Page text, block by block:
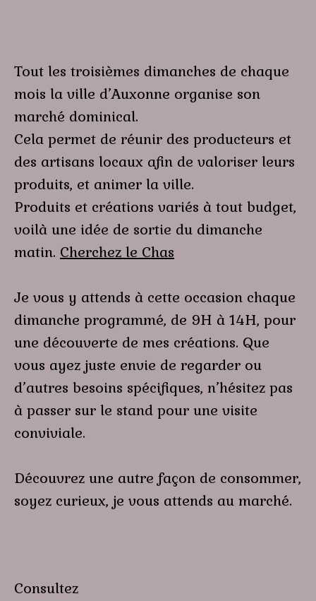
Tout les troisièmes dimanches de chaque
mois la ville d’Auxonne organise son
marché dominical.
Cela permet de réunir des producteurs et
des artisans locaux afin de valoriser leurs
produits, et animer la ville.
Produits et créations variés à tout budget,
voilà une idée de sortie du dimanche
matin. Cherchez le Chas
Je vous y attends à cette occasion chaque
dimanche programmé, de 9H à 14H, pour
une découverte de mes créations. Que
vous ayez juste envie de regarder ou
d’autres besoins spécifiques, n’hésitez pas
à passer sur le stand pour une visite
conviviale.
Découvrez une autre façon de consommer,
soyez curieux, je vous attends au marché.
Consultez